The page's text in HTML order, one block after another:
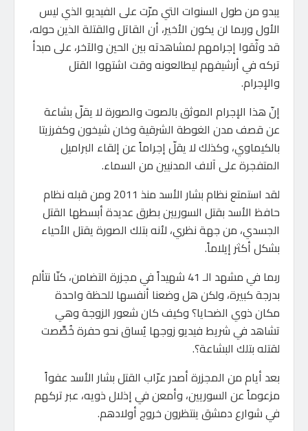
يبدو من طول السنوات التي مرّت على الفيديو الذي ليس
الأول وربما لن يكون الأخير، أن القاتل والقتلة الذين حوله،
قد وثّقوا إجرامهم لمشاهدته بين الحين والآخر، على مبدأ
تركه في أرشيفهم ليطالعونه وقت اشتهوا القتل
والإجرام.
إنّ هذا الإجرام الموثق بالصوت والصورة لا يقلّ بشاعة
عن قصف مدن الغوطة الشرقية وخان شيخون وكفرزيتا
بالكيماوي، وكذلك لا يقلّ إجراماً عن إلقاء البراميل
المتفجرة على آلاف المدنيين من السماء.
لقد استمتع نظام بشار الأسد منذ 2011 ومن قبله نظام
حافظ الأسد بقتل السوريين بطرق عديدة أبسطها القتل
الجسدي، من جهة نظري، لأنه بتلك الصورة يقتل الأحياء
بشكل أكثر إيلاماً.
ربما في مشهد الـ 41 شهيداً في مجزرة التضامن، كنّا نتألم
بدرجة كبيرة، ولكن هل وضعنا أنفسها للحظة واحدة
مكان ذوي الضحايا؟ وكيف كان شعور الزوجة وهي
تشاهد في شريط فيديو زوجها يُساق نحو حفرة خُصِّصت
لقتله بتلك البشاعة؟.
بعد أيام من المجزرة أصدر عرّاب القتل بشار الأسد عفواً
مزعوماً عن السوريين، وأمعن في إذلال ذويه، عبر تركهم
في شوارع دمشق ينتظرون خروج أولادهم.